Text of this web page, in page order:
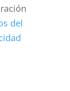
del